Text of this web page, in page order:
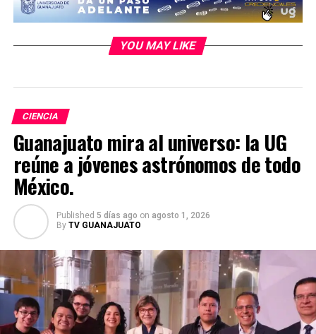
YOU MAY LIKE
CIENCIA
Guanajuato mira al universo: la UG
reúne a jóvenes astrónomos de todo
México.
Published 5 días ago on agosto 1, 2026
By TV GUANAJUATO